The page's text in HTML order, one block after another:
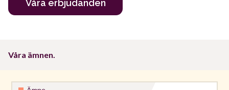
Våra erbjudanden
Våra ämnen.